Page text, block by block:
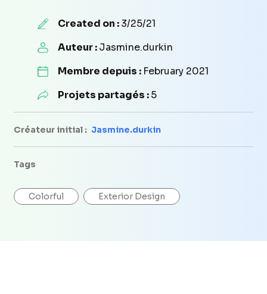
Created on :3/25/21
Auteur :Jasmine.durkin
Membre depuis : February 2021
Projets partagés :5
Créateur initial : Jasmine.durkin
Tags
Colorful Exterior Design